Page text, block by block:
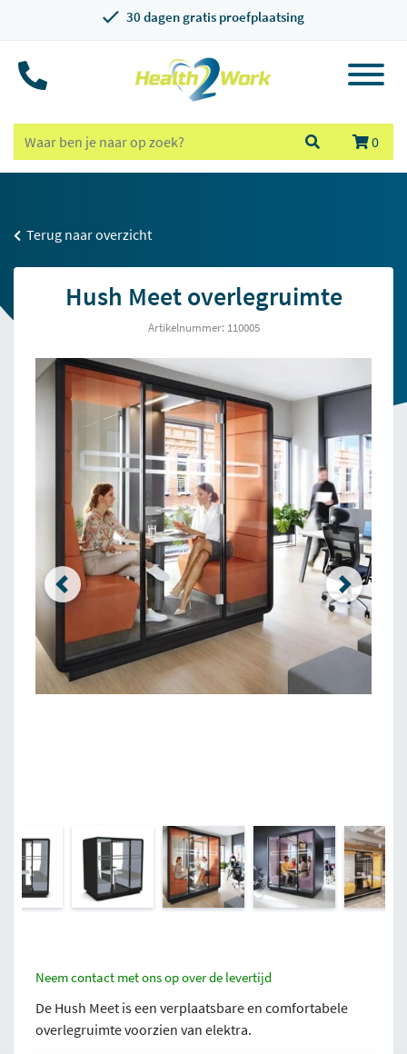
30 dagen gratis proefplaatsing
0
Terug naar overzicht
Hush Meet overlegruimte
Artikelnummer: 110005
Neem contact met ons op over de levertijd
De Hush Meet is een verplaatsbare en comfortabele
overlegruimte voorzien van elektra.